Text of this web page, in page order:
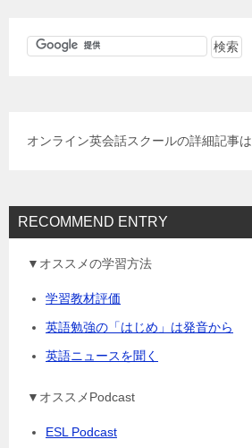
オンライン英会話スクールの詳細記事は
RECOMMEND ENTRY
▼オススメの学習方法
学習教材評価
英語勉強の「はじめ」は発音から
英語ニュースを聞く
▼オススメPodcast
ESL Podcast